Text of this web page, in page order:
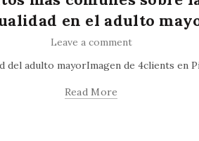
en el adulto
Leave a comment
del adulto mayorImagen de 4clients en
Read More